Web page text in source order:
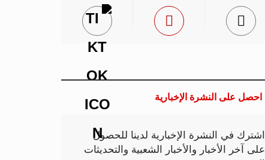
احصل على النشرة الإخبارية
اشترك في النشرة الإخبارية لدينا للحصول
على آخر الأخبار والأخبار الشعبية والتحديثات